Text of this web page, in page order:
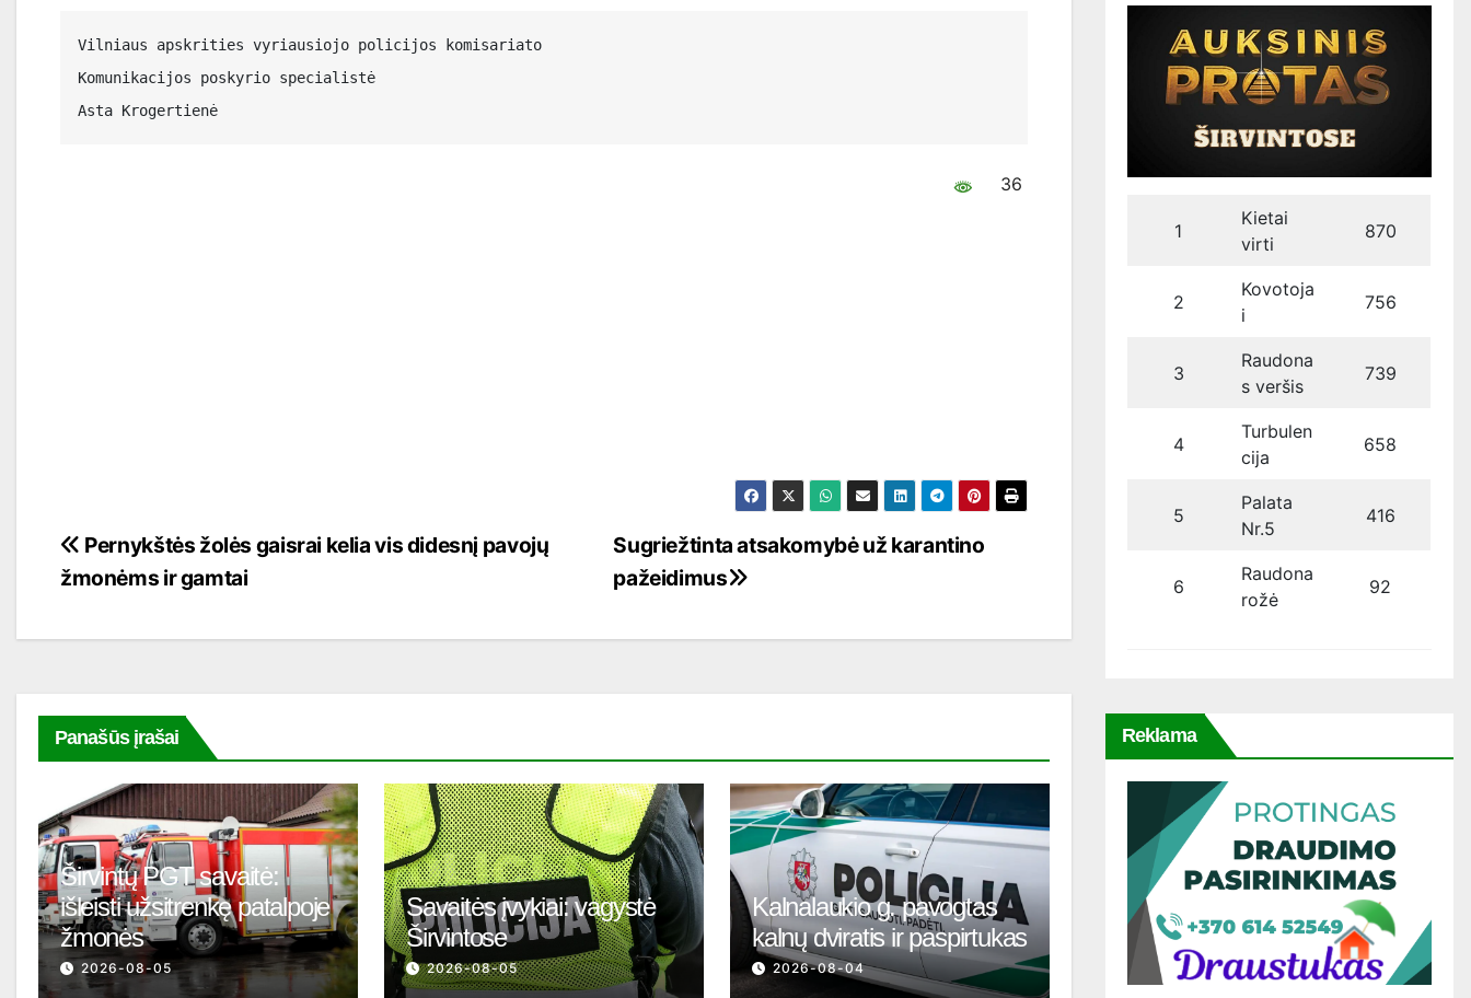
Vilniaus apskrities vyriausiojo policijos komisariato
Komunikacijos poskyrio specialistė
Asta Krogertienė
36
Navigacija
tarp
įrašų
Sugriežtinta atsakomybė už karantino
pažeidimus
Pernykštės žolės gaisrai kelia vis didesnį pavojų
žmonėms ir gamtai
Panašūs įrašai
Širvintų PGT savaitė:
išleisti užsitrenkę patalpoje
žmonės
2026-08-05
Savaitės įvykiai: vagystė
Širvintose
2026-08-05
Kalnalaukio g. pavogtas
kalnų dviratis ir paspirtukas
2026-08-04
1
Kietai
virti
870
2
Kovotoja
i
756
3
Raudona
s veršis
739
4
Turbulen
cija
658
5
Palata
Nr.5
416
6
Raudona
rožė
92
Reklama